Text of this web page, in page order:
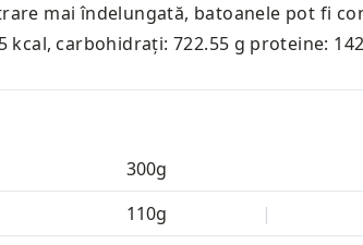
mai îndelungată, batoanele pot fi
kcal, carbohidrați: 722.55 g proteine:
300g
110g
|